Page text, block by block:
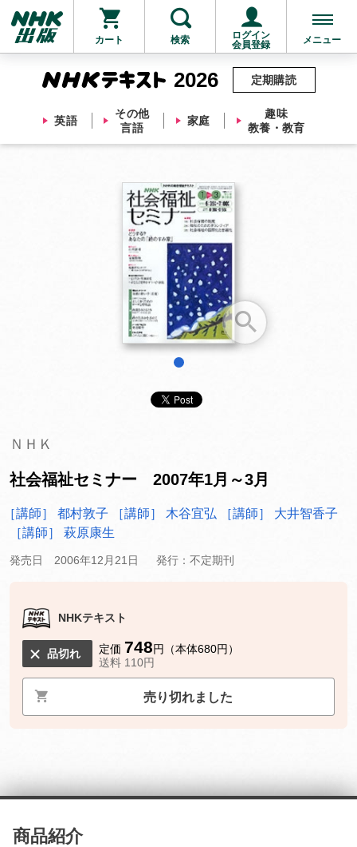
カート 検索
ログイン
会員登録
メニュー
2026
英語
その他
言語
家庭
趣味
教養・教育
定期購読
他にも商品を買う
ＮＨＫ
社会福祉セミナー 2007年1月～3月
［講師］ 都村敦子 ［講師］ 木谷宜弘
［講師］ 大井智香子
［講師］ 萩原康生
発売日 2006年12月21日 発行：不定期刊
NHKテキスト
品切れ 定価 748円（本体680円）
送料 110円
売り切れました
商品紹介